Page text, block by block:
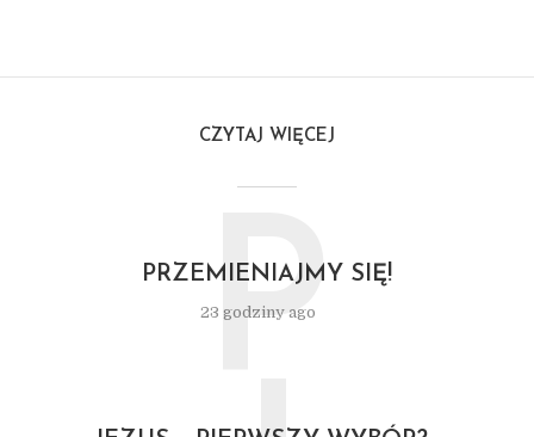
CZYTAJ WIĘCEJ
PRZEMIENIAJMY SIĘ!
23 godziny ago
P